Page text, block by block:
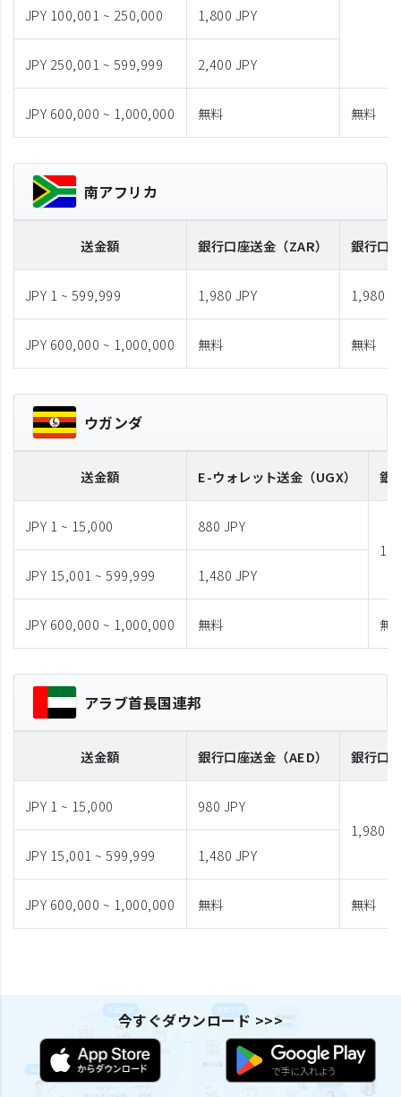
JPY 100,001 ~ 250,000 1,800 JPY
JPY 250,001 ~ 599,999 2,400 JPY
JPY 600,000 ~ 1,000,000 無料 無料
南アフリカ
送金額 銀行口座送金 （ZAR） 銀行口
JPY 1 ~ 599,999 1,980 JPY 1,980
JPY 600,000 ~ 1,000,000 無料 無料
ウガンダ
送金額 E-ウォレット送金 （UGX） 銀
JPY 1 ~ 15,000
880 JPY
JPY 15,001 ~ 599,999
1,480 JPY
JPY 600,000 ~ 1,000,000 無料 無
アラブ首長国連邦
送金額 銀行口座送金 （AED） 銀行口
JPY 1 ~ 15,000
980 JPY
1,980
JPY 15,001 ~ 599,999
1,480 JPY
JPY 600,000 ~ 1,000,000 無料 無料
今すぐダウンロード >>>